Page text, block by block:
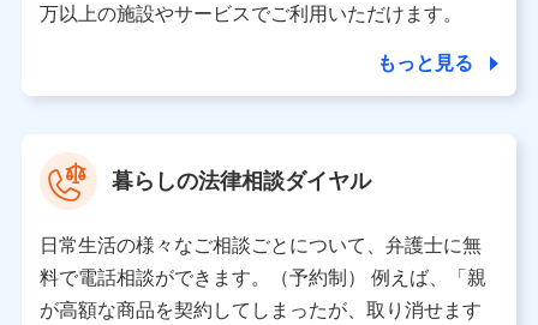
株式会社NTTドコモ 代表取締役社長 前田 義晃
東京都中央区日本橋人形町2-14-10 アーバンネット日本橋
ビル 3F
※ 当社および株式会社NTTドコモは、お客さまの情報を利
データ憲章」に定める行動原則を順守します 。
※ パーソナルデータダッシュボードの「第三者提供の管
理」の設定状態にかかわらず、共同利用する場合がありま
万以上の施設やサービスでご利用いただけます。
もっと見る
暮らしの法律相談ダイヤル
日常生活の様々なご相談ごとについて、弁護士に無
料で電話相談ができます。（予約制） 例えば、「親
が高額な商品を契約してしまったが、取り消せます